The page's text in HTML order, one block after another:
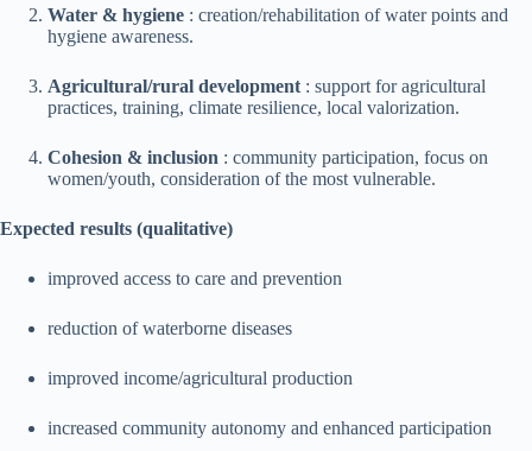
Water & hygiene : creation/rehabilitation of water points and
hygiene awareness.
Agricultural/rural development : support for agricultural
practices, training, climate resilience, local valorization.
Cohesion & inclusion : community participation, focus on
women/youth, consideration of the most vulnerable.
Expected results (qualitative)
improved access to care and prevention
reduction of waterborne diseases
improved income/agricultural production
increased community autonomy and enhanced participation